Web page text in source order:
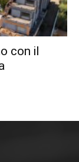
con il